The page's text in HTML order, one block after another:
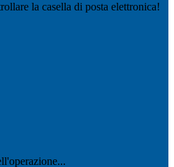
la casella di posta elettronica!